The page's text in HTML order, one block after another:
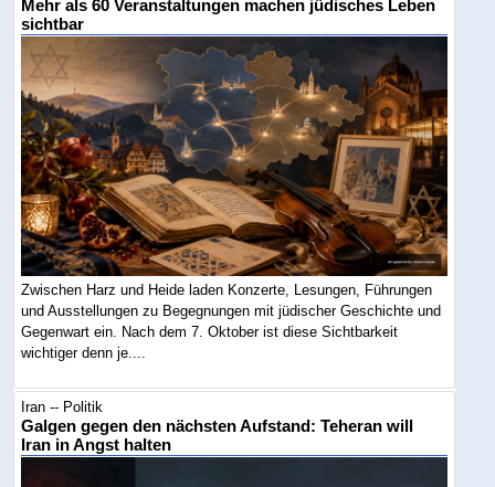
Mehr als 60 Veranstaltungen machen jüdisches Leben
sichtbar
Zwischen Harz und Heide laden Konzerte, Lesungen, Führungen
und Ausstellungen zu Begegnungen mit jüdischer Geschichte und
Gegenwart ein. Nach dem 7. Oktober ist diese Sichtbarkeit
wichtiger denn je....
Iran -- Politik
Galgen gegen den nächsten Aufstand: Teheran will
Iran in Angst halten